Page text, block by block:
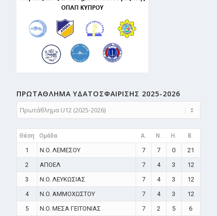
ΠΡΩΤΑΘΛΗMA ΥΔΑΤΟΣΦΑΙΡΙΣΗΣ 2025-2026
Θέση Ομάδα A. N. H. B.
1 N.O. ΛΕΜΕΣΟΥ 7 7 0
21
2
ΑΠΟΕΛ 7 4 3
12
3
N.O. ΛΕΥΚΩΣΙΑΣ 7 4 3
12
4
N.O. ΑΜΜΟΧΩΣΤΟΥ 7 4 3
12
5
N.O. ΜΕΣΑ ΓΕΙΤΟΝΙΑΣ 7 2 5
6